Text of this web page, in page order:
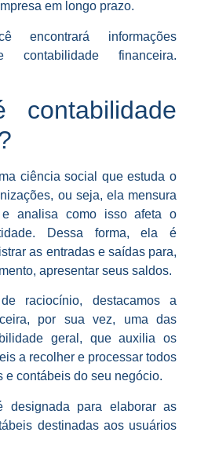
em longo prazo.
encontrará informações
contabilidade financeira.
ciência social que estuda o
ou seja, ela mensura
analisa como isso afeta o
Dessa forma, ela é
as entradas e saídas para,
apresentar seus saldos.
raciocínio, destacamos a
por sua vez, uma das
geral, que auxilia os
a recolher e processar todos
e contábeis do seu negócio.
designada para elaborar as
destinadas aos usuários